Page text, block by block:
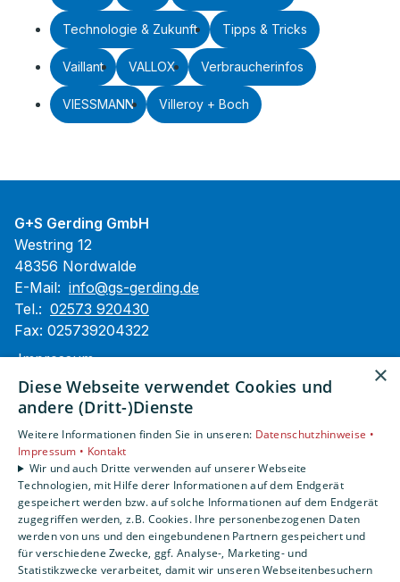
Technologie & Zukunft Tipps & Tricks
Vaillant VALLOX Verbraucherinfos
VIESSMANN Villeroy + Boch
G+S Gerding GmbH
Westring 12
48356 Nordwalde
E-Mail: info@gs-gerding.de
Tel.: 02573 920430
Fax: 025739204322
Impressum
Barrierefreiheitserklärung
Datenschutzerklärung
Unsere Bereiche
Privatkunden
Gewerbekunden
Karriere
Unternehmen
Kontakt
×
Diese Webseite verwendet Cookies und
andere (Dritt-)Dienste
Weitere Informationen finden Sie in unseren: Datenschutzhinweise •
Impressum • Kontakt
Wir und auch Dritte verwenden auf unserer Webseite
Technologien, mit Hilfe derer Informationen auf dem Endgerät
gespeichert werden bzw. auf solche Informationen auf dem Endgerät
zugegriffen werden, z.B. Cookies. Ihre personenbezogenen Daten
werden von uns und den eingebundenen Partnern gespeichert und
für verschiedene Zwecke, ggf. Analyse-, Marketing- und
Statistikzwecke verarbeitet, damit wir unseren Webseitenbesuchern